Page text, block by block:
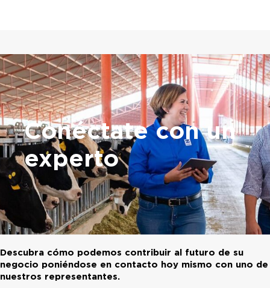
Conéctatecon un
experto
Descubra cómo podemos contribuir al futuro de su
negocio poniéndose en contacto hoy mismo con uno de
nuestros representantes.